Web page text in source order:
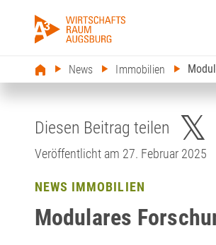
News Immobilien
Diesen Beitrag teilen
Veröffentlicht am 27. Februar 2025
NEWS IMMOBILIEN
Modulares